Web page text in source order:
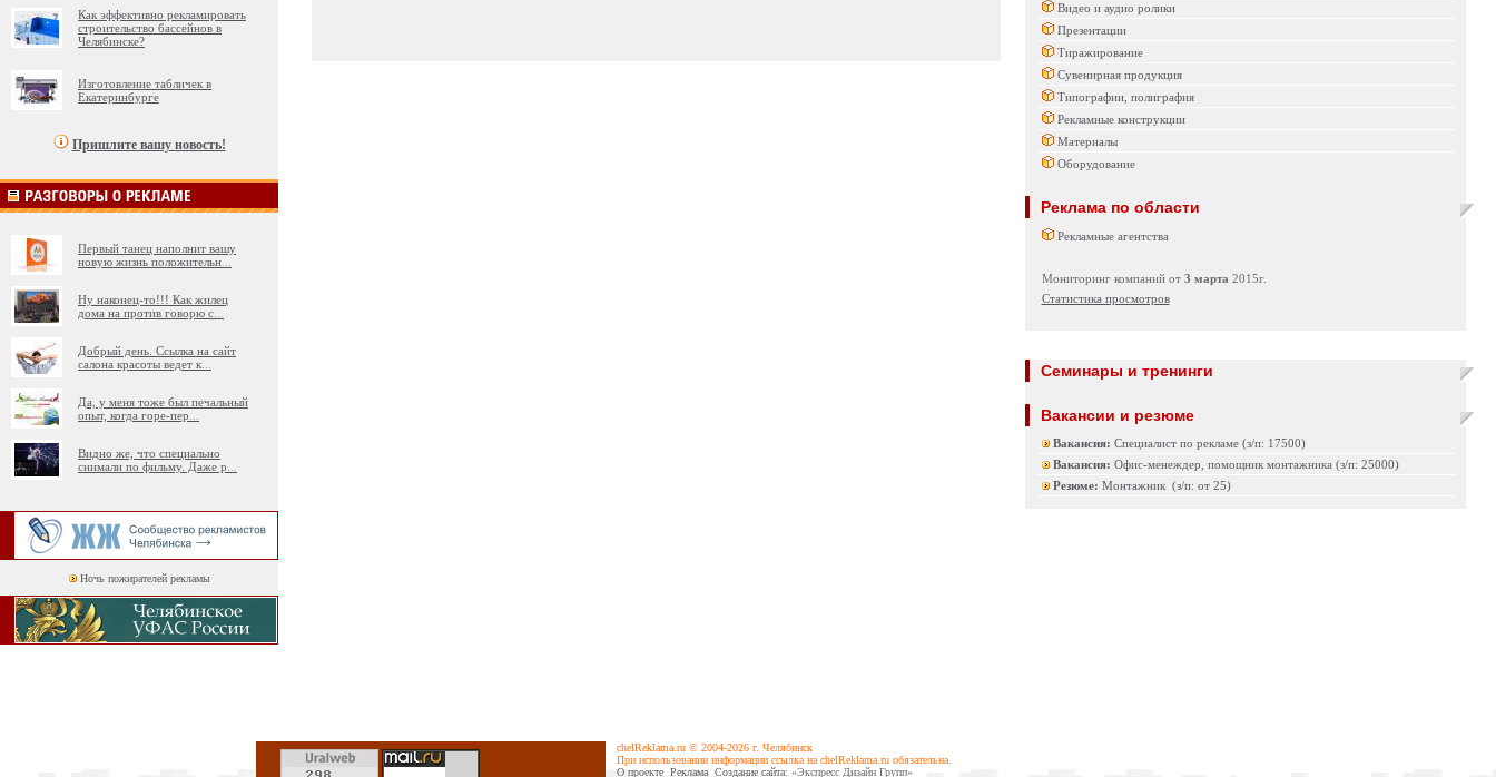
Как эффективно рекламировать
строительство бассейнов в
Челябинске?
Изготовление табличек в
Екатеринбурге
Пришлите вашу новость!
Первый танец наполнит вашу
новую жизнь положительн
Ну наконец-то!!! Как жилец
дома на против говорю с
Добрый день. Ссылка на сайт
салона красоты ведет к
Да, у меня тоже был печальный
опыт, когда горе-пер
Видно же, что специально
снимали по фильму. Даже р
Ночь пожирателей рекламы
Видео и аудио ролики
Презентации
Тиражирование
Сувенирная продукция
Типографии, полиграфия
Рекламные конструкции
Материалы
Оборудование
Реклама по области
Рекламные агентства
Мониторинг компаний от 3 марта 2015г.
Статистика просмотров
Семинары и тренинги
Вакансии и резюме
Вакансия: Специалист по рекламе (з/п: 17500)
Вакансия: Офис-менеждер, помощник монтажника (з/п: 25000)
Резюме: Монтажник (з/п: от 25)
chelReklama.ru © 2004-2026 г. Челябинск
При использовании информации ссылка на chelReklama.ru обязательна.
О проекте Реклама Cоздание сайта: «Экспресс Дизайн Групп»